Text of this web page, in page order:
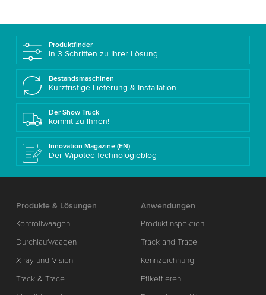
Produktfinder
In 3 Schritten zu Ihrer Lösung
Bestandsmaschinen
Kurzfristige Lieferung & Installation
Der Show Truck
kommt zu Ihnen!
Innovation Magazine (EN)
Der Wipotec-Technologieblog
Produkte & Lösungen
Kontrollwaagen
Durchlaufwaagen
X-ray und Vision
Track & Trace
Anwendungen
Produktinspektion
Track and Trace
Kennzeichnung
Etikettieren